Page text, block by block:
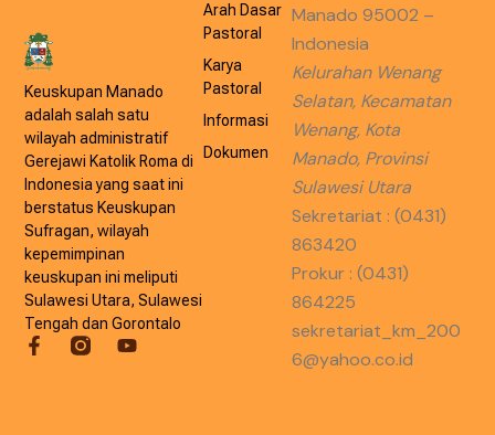
Keuskupan Manado
adalah salah satu
wilayah administratif
Gerejawi Katolik Roma di
Indonesia yang saat ini
berstatus Keuskupan
Sufragan, wilayah
kepemimpinan
keuskupan ini meliputi
Sulawesi Utara, Sulawesi
Tengah dan Gorontalo
Arah Dasar
Pastoral
Karya
Pastoral
Informasi
Dokumen
Manado 95002 –
Indonesia
Kelurahan Wenang
Selatan, Kecamatan
Wenang, Kota
Manado, Provinsi
Sulawesi Utara
Sekretariat : (0431)
863420
Prokur : (0431)
864225
sekretariat_km_200
6@yahoo.co.id